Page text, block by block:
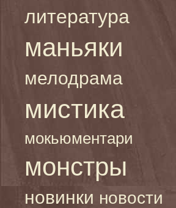
литература
маньяки
мелодрама
мистика
мокьюментари
монстры
новинки новости